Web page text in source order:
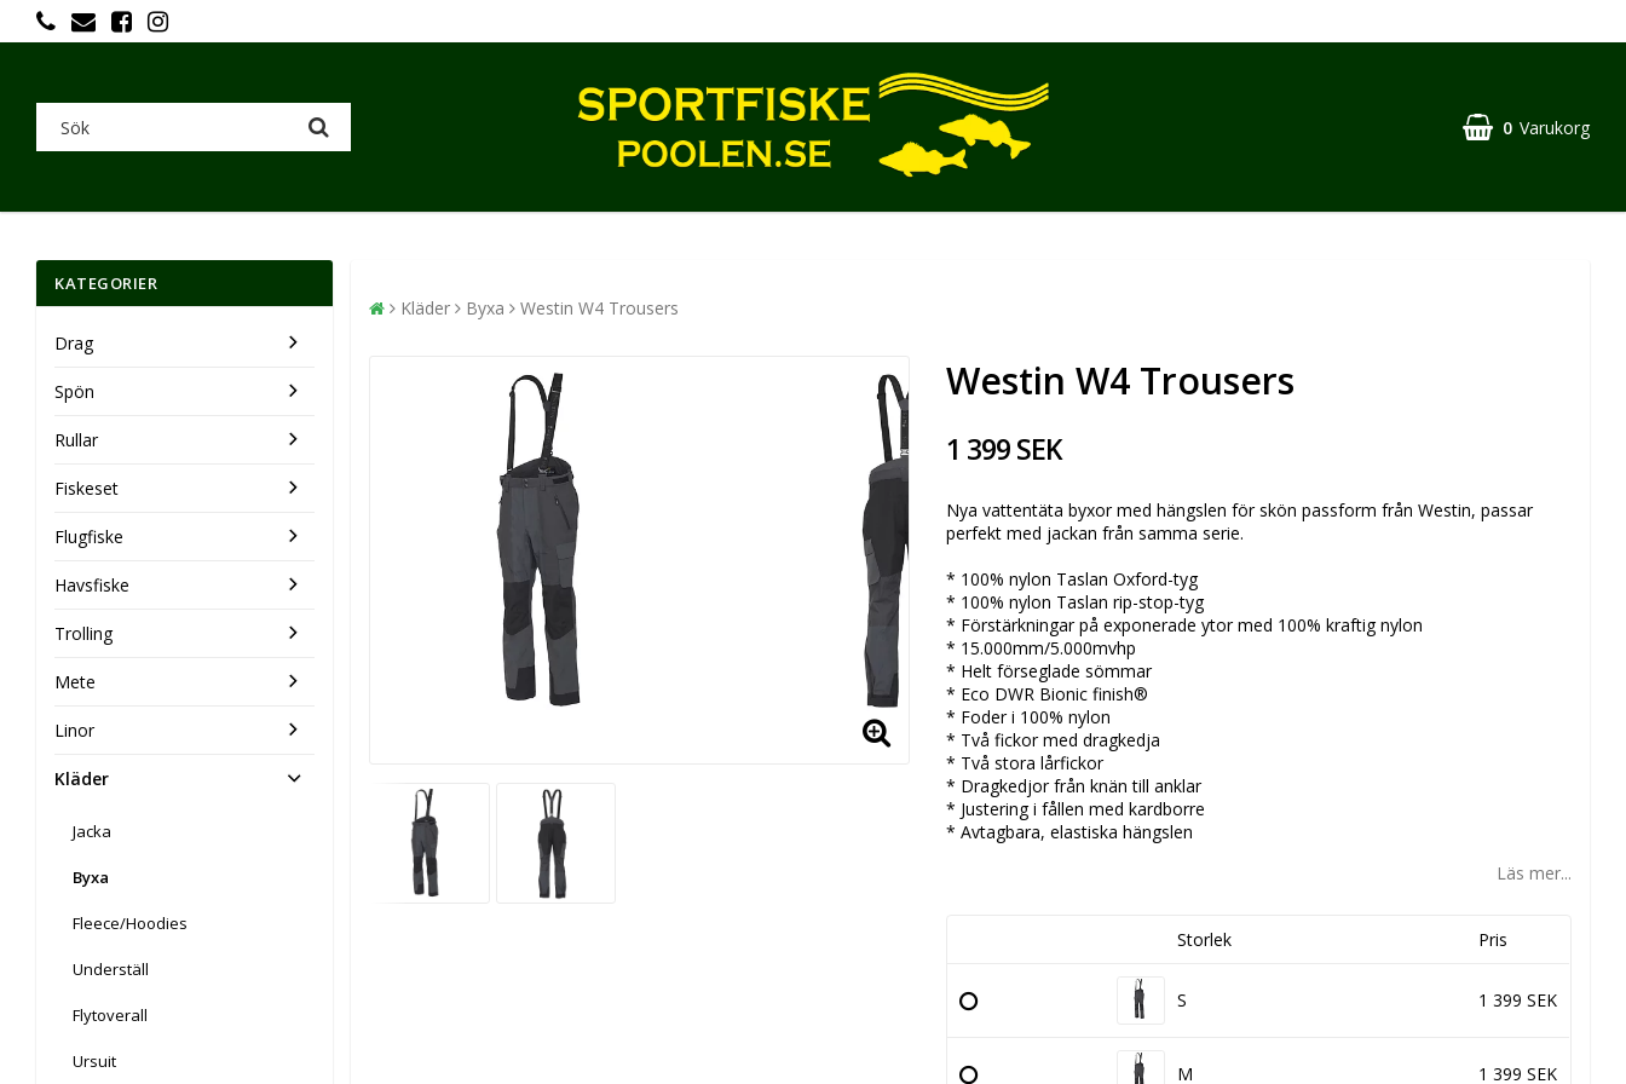
0 Varukorg
KATEGORIER
Drag
Spön
Rullar
Fiskeset
Flugfiske
Havsfiske
Trolling
Mete
Linor
Kläder
Jacka
Byxa
Fleece/Hoodies
Underställ
Flytoverall
Ursuit
Kläder Byxa Westin W4 Trousers
Westin W4 Trousers
1 399 SEK
Nya vattentäta byxor med hängslen för skön passform från Westin, passar
perfekt med jackan från samma serie.
* 100% nylon Taslan Oxford-tyg
* 100% nylon Taslan rip-stop-tyg
* Förstärkningar på exponerade ytor med 100% kraftig nylon
* 15.000mm/5.000mvhp
* Helt förseglade sömmar
* Eco DWR Bionic finish®
* Foder i 100% nylon
* Två fickor med dragkedja
* Två stora lårfickor
* Dragkedjor från knän till anklar
* Justering i fållen med kardborre
* Avtagbara, elastiska hängslen
Läs mer...
Storlek Pris
S 1 399 SEK
M 1 399 SEK